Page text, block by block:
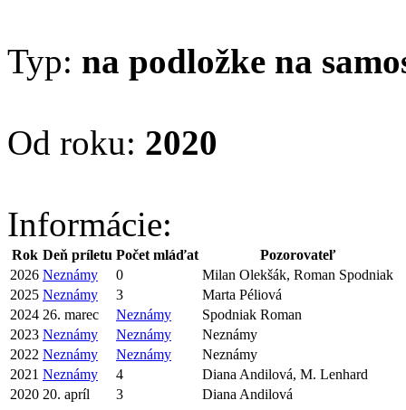
Typ: na podložke na
Od roku: 2020
Informácie:
Rok Deň príletu Počet mláďat
Pozorovateľ
2026 Neznámy 0
Milan Olekšák, Roman Spodniak
2025 Neznámy 3
Marta Péliová
2024 26. marec Neznámy
Spodniak Roman
2023 Neznámy Neznámy
Neznámy
2022 Neznámy Neznámy
Neznámy
2021 Neznámy 4
Diana Andilová, M. Lenhard
2020 20. apríl 3 Diana Andilová